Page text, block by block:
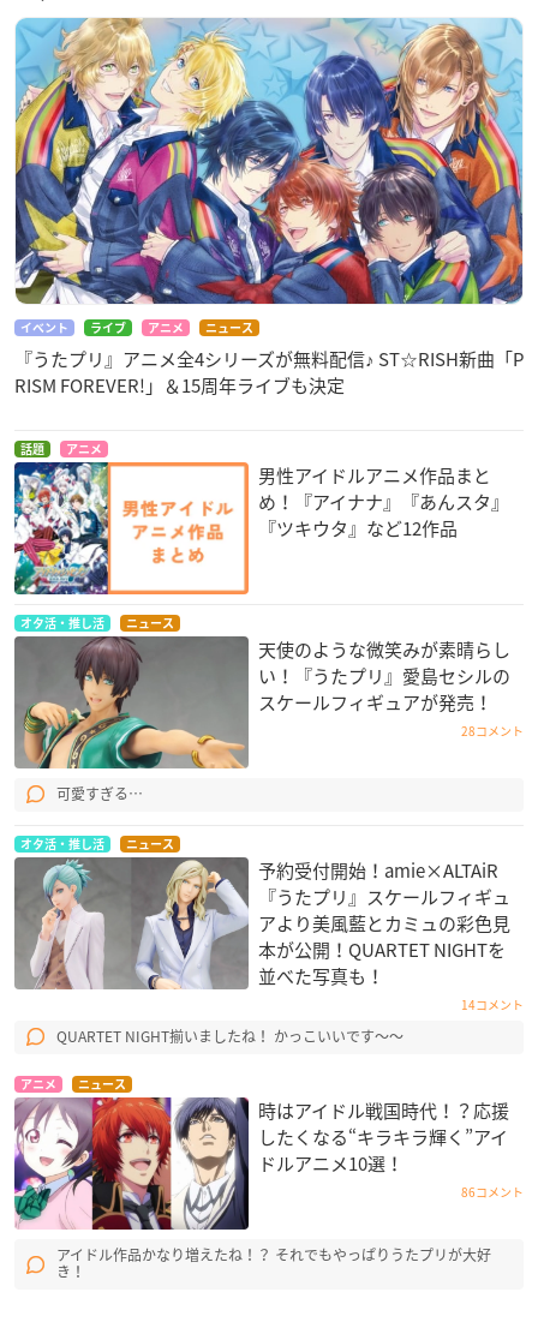
イベント ライブ アニメ ニュース
『うたプリ』アニメ全4シリーズが無料配信♪ ST☆RISH新曲「P
RISM FOREVER!」＆15周年ライブも決定
話題 アニメ
男性アイドルアニメ作品まと
め！『アイナナ』『あんスタ』
『ツキウタ』など12作品
オタ活・推し活 ニュース
天使のような微笑みが素晴らし
い！『うたプリ』愛島セシルの
スケールフィギュアが発売！
28コメント
可愛すぎる…
オタ活・推し活 ニュース
予約受付開始！amie×ALTAiR
『うたプリ』スケールフィギュ
アより美風藍とカミュの彩色見
本が公開！QUARTET NIGHT​を
並べた写真も！
14コメント
QUARTET NIGHT揃いましたね！ かっこいいです〜〜
アニメ ニュース
時はアイドル戦国時代！？応援
したくなる“キラキラ輝く”アイ
ドルアニメ10選！
86コメント
アイドル作品かなり増えたね！？ それでもやっぱりうたプリが大好
き！